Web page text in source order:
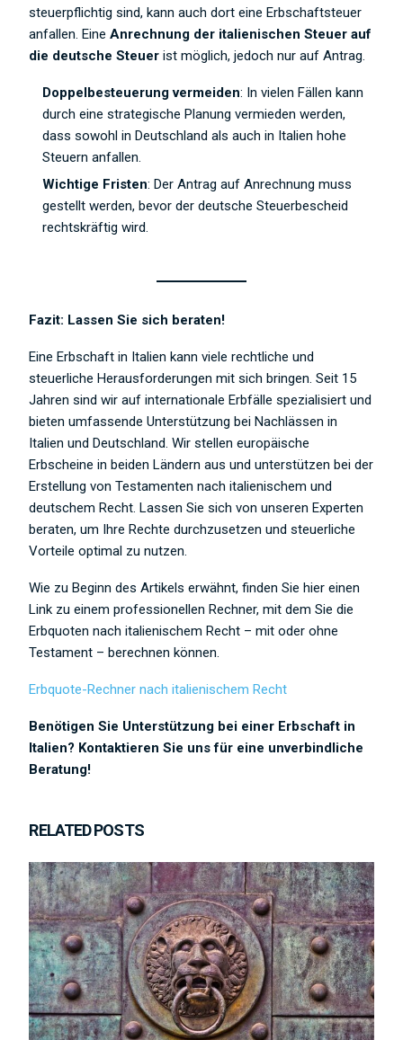
steuerpflichtig sind, kann auch dort eine Erbschaftsteuer
anfallen. EineAnrechnung der italienischen Steuer auf
die deutsche Steuer ist möglich, jedoch nur auf Antrag.
Doppelbesteuerung vermeiden: In vielen Fällen kann
durch eine strategische Planung vermieden werden,
dass sowohl in Deutschland als auch in Italien hohe
Steuern anfallen.
Wichtige Fristen: Der Antrag auf Anrechnung muss
gestellt werden, bevor der deutsche Steuerbescheid
rechtskräftig wird.
Fazit: Lassen Sie sich beraten!
Eine Erbschaft in Italien kann viele rechtliche und
steuerliche Herausforderungen mit sich bringen. Seit 15
Jahren sind wir auf internationale Erbfälle spezialisiert und
bieten umfassende Unterstützung bei Nachlässen in
Italien und Deutschland. Wir stellen europäische
Erbscheine in beiden Ländern aus und unterstützen bei der
Erstellung von Testamenten nach italienischem und
deutschem Recht. Lassen Sie sich von unseren Experten
beraten, um Ihre Rechte durchzusetzen und steuerliche
Vorteile optimal zu nutzen.
Wie zu Beginn des Artikels erwähnt, finden Sie hier einen
Link zu einem professionellen Rechner, mit dem Sie die
Erbquoten nach italienischem Recht – mit oder ohne
Testament – berechnen können.
Erbquote-Rechner nach italienischem Recht
Benötigen Sie Unterstützung bei einer Erbschaft in
Italien? Kontaktieren Sie uns für eine unverbindliche
Beratung!
RELATED POSTS